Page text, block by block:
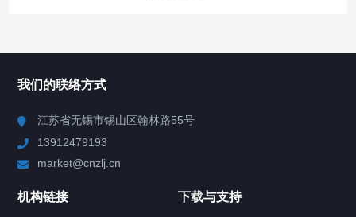
Chiller高精度制冷循环器
我们的联络方式
江苏省无锡市锡山区翰林路55号
13912479193
market@cnzlj.cn
机构链接 下载与支持